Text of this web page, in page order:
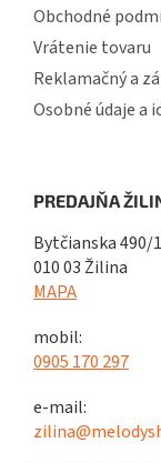
Obchodné
Vrátenie tovaru
Reklamačný a
Osobné údaje a
PREDAJŇA
Bytčianska 490/
010 03 Žilina
MAPA
mobil:
0905 170 297
e-mail: